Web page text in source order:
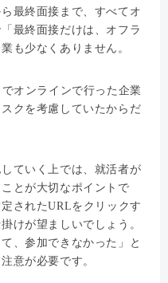
最終面接まで、すべてオ
最終面接だけは、オフラ
も少なくありません。
オンラインで行った企業
クを考慮していたからだ
ていく上では、就活者が
とが大切なポイントで
されたURLをクリックす
けが望ましいでしょう。
、参加できなかった」と
意が必要です。